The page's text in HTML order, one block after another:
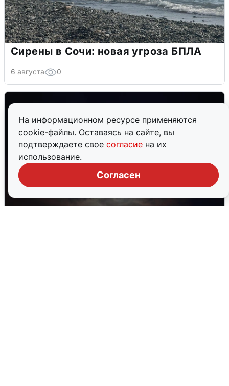
На информационном ресурсе применяются
cookie-файлы. Оставаясь на сайте, вы
подтверждаете свое согласие на их
использование.
Согласен
Сирены в Сочи: новая угроза БПЛА
6 августа 0